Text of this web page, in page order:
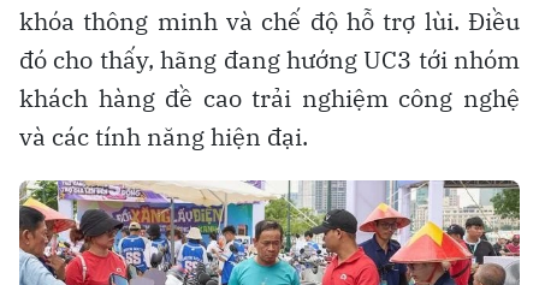
khóa thông minh và chế độ hỗ trợ lùi. Điều
đó cho thấy, hãng đang hướng UC3 tới nhóm
khách hàng đề cao trải nghiệm công nghệ
và các tính năng hiện đại.